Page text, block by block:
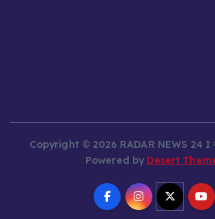
Copyright © 2026 RADAR NEWS 24 I
Powered by Desert